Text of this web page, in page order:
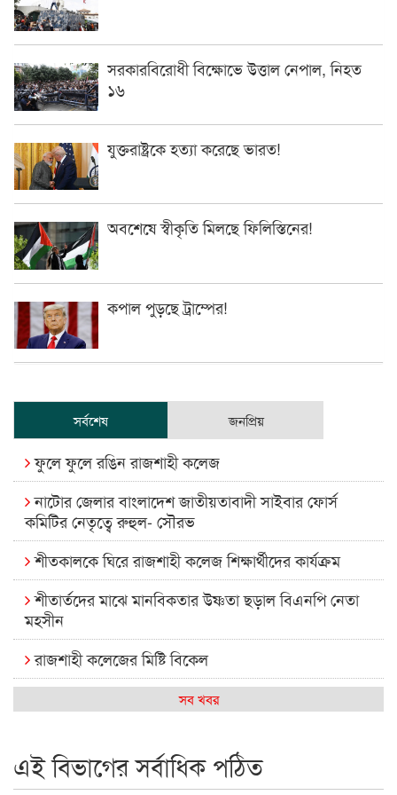
সরকারবিরোধী বিক্ষোভে উত্তাল নেপাল, নিহত
১৬
যুক্তরাষ্ট্রকে হত্যা করেছে ভারত!
অবশেষে স্বীকৃতি মিলছে ফিলিস্তিনের!
কপাল পুড়ছে ট্রাম্পের!
সর্বশেষ জনপ্রিয়
ফুলে ফুলে রঙিন রাজশাহী কলেজ
নাটোর জেলার বাংলাদেশ জাতীয়তাবাদী সাইবার ফোর্স
কমিটির নেতৃত্বে রুহুল- সৌরভ
শীতকালকে ঘিরে রাজশাহী কলেজ শিক্ষার্থীদের কার্যক্রম
শীতার্তদের মাঝে মানবিকতার উষ্ণতা ছড়াল বিএনপি নেতা
মহসীন
রাজশাহী কলেজের মিষ্টি বিকেল
কেমন আছে আমাদের দেশের মধ্যবিত্তরা
রাজশাইন একাডেমির ফল প্রকাশ ও পুরস্কার বিতরণ
সব খবর
এই বিভাগের সর্বাধিক পঠিত